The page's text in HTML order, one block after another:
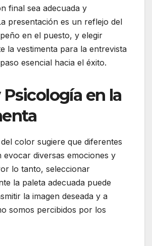
final sea adecuada y
presentación es un reflejo del
en el puesto, y elegir
la vestimenta para la entrevista
esencial hacia el éxito.
Psicología en la
color sugiere que diferentes
evocar diversas emociones y
lo tanto, seleccionar
la paleta adecuada puede
la imagen deseada y a
somos percibidos por los